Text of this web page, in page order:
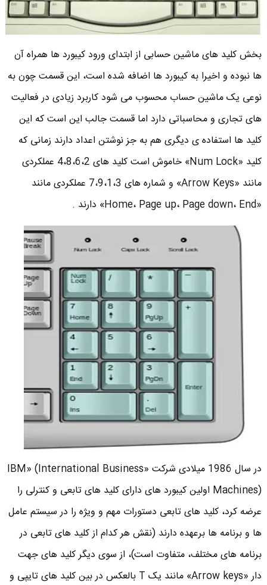
بخش کلید های ماشین حسابی از ابتدای ورود کیبورد ها همراه آن
ها نبوده و اخیرا به کیبورد ها اضافه شده است، این قسمت چون به
نوعی یک ماشین حساب محسوب می شود کاربرد زیادی در فعالیت
های تجاری و محاسباتی دارد اما قسمت جالب این است که این
کلید ها استفاده ی دیگری هم به جز نوشتن اعداد دارند زمانی که
کلید «Num Lock» خاموش است کلید های 4،8،6،2 عملکردی
مانند «Arrow Keys» و شماره های 7،9،1،3 عملکردی مانند
«Home، Page up، Page down، End» دارند .
در سال 1986 میلادی شرکت «IBM» (International Business
Machines) اولین کیبورد های دارای کلید های تابعی و کنترلی را
عرضه کرد، کلید های تابعی دستورات مهم و ویژه را در سیستم عامل
ها و برنامه ها برعهده دارند (نقش هر کدام از کلید های تابعی در
برنامه های مختلف، متفاوت است)، از سوی دیگر کلید های جهت
دار «Arrow keys» مانند یک T بالعکس در بین کلید های تایپی و